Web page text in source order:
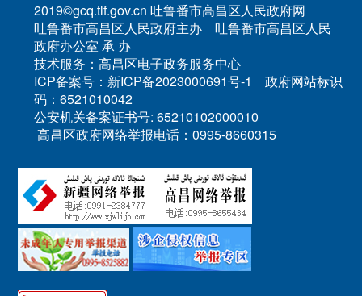
2019©gcq.tlf.gov.cn 吐鲁番市高昌区人民政府网
吐鲁番市高昌区人民政府主办 吐鲁番市高昌区人民
政府办公室 承 办
技术服务：高昌区电子政务服务中心
ICP备案号：新ICP备2023000691号-1 政府网站标识
码：6521010042
公安机关备案证书号: 65210102000010
高昌区政府网络举报电话：0995-8660315